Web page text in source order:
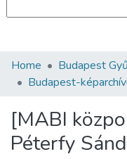
Communities &
Statistics
About us
Home Budapest
Budapest-
[MABI
Péterfy